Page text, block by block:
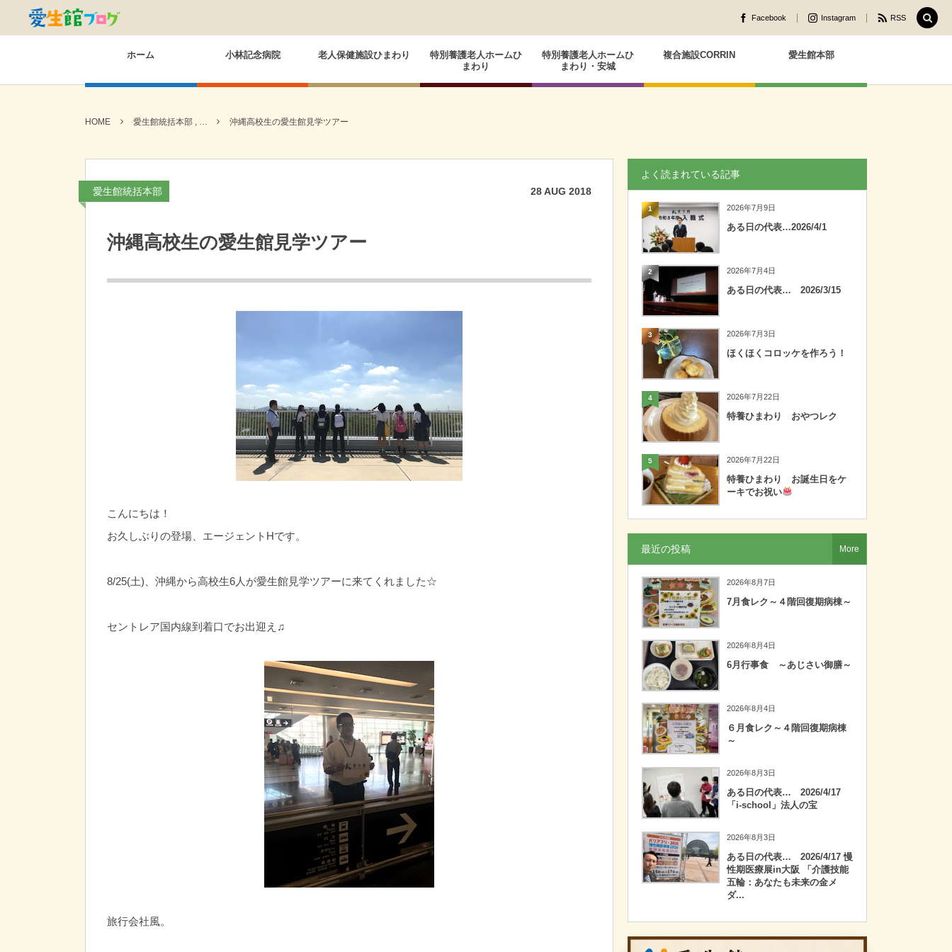
Facebook Instagram RSS
ホーム 小林記念病院 老人保健施設ひまわり
特別養護老人ホームひ
まわり
特別養護老人ホームひ
まわり・安城
複合施設CORRIN 愛生館本部
HOME 愛生館統括本部 , … 沖縄高校生の愛生館見学ツアー
愛生館統括本部 28AUG 2018
沖縄高校生の愛生館見学ツアー
こんにちは！
お久しぶりの登場、エージェントHです。
8/25(土)、沖縄から高校生6人が愛生館見学ツアーに来てくれました☆
セントレア国内線到着口でお出迎え♫
旅行会社風。
よく読まれている記事
1 2026年7月9日
ある日の代表…2026/4/1
2 2026年7月4日
ある日の代表… 2026/3/15
3 2026年7月3日
ほくほくコロッケを作ろう！
4 2026年7月22日
特養ひまわり おやつレク
5 2026年7月22日
特養ひまわり お誕生日をケ
ーキでお祝い
最近の投稿
2026年8月7日
7月食レク～４階回復期病棟～
2026年8月4日
6月行事食 ～あじさい御膳～
2026年8月4日
６月食レク～４階回復期病棟
～
2026年8月3日
ある日の代表… 2026/4/17
「i-school」法人の宝
2026年8月3日
ある日の代表… 2026/4/17 慢
性期医療展in大阪 「介護技能
五輪：あなたも未来の金メ
ダ...
More